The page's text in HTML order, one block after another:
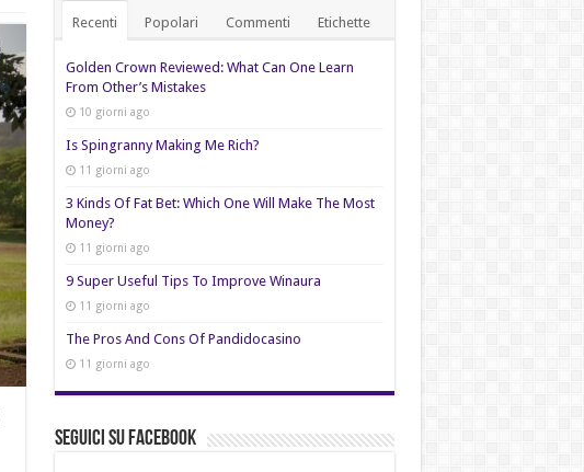
Recenti Popolari Commenti Etichette
Golden Crown Reviewed: What Can One Learn
From Other’s Mistakes
10 giorni ago
Is Spingranny Making Me Rich?
11 giorni ago
3 Kinds Of Fat Bet: Which One Will Make The Most
Money?
11 giorni ago
9 Super Useful Tips To Improve Winaura
11 giorni ago
The Pros And Cons Of Pandidocasino
11 giorni ago
Seguici su Facebook